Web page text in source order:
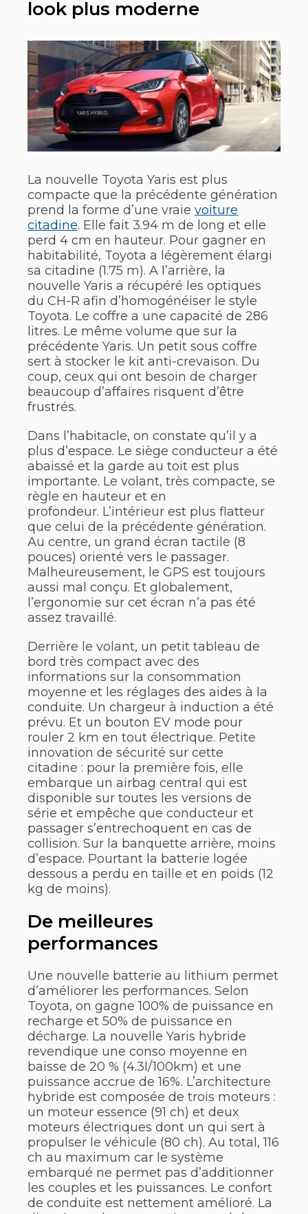
look plus moderne
La nouvelle Toyota Yaris est plus
compacte que la précédente génération
prend la forme d’une vraie voiture
citadine. Elle fait 3.94 m de long et elle
perd 4 cm en hauteur. Pour gagner en
habitabilité, Toyota a légèrement élargi
sa citadine (1.75 m). A l’arrière, la
nouvelle Yaris a récupéré les optiques
du CH-R afin d’homogénéiser le style
Toyota. Le coffre a une capacité de 286
litres. Le même volume que sur la
précédente Yaris. Un petit sous coffre
sert à stocker le kit anti-crevaison. Du
coup, ceux qui ont besoin de charger
beaucoup d’affaires risquent d’être
frustrés.
Dans l’habitacle, on constate qu’il y a
plus d’espace. Le siège conducteur a été
abaissé et la garde au toit est plus
importante. Le volant, très compacte, se
règle en hauteur et en
profondeur. L’intérieur est plus flatteur
que celui de la précédente génération.
Au centre, un grand écran tactile (8
pouces) orienté vers le passager.
Malheureusement, le GPS est toujours
aussi mal conçu. Et globalement,
l’ergonomie sur cet écran n’a pas été
assez travaillé.
Derrière le volant, un petit tableau de
bord très compact avec des
informations sur la consommation
moyenne et les réglages des aides à la
conduite. Un chargeur à induction a été
prévu. Et un bouton EV mode pour
rouler 2 km en tout électrique. Petite
innovation de sécurité sur cette
citadine : pour la première fois, elle
embarque un airbag central qui est
disponible sur toutes les versions de
série et empêche que conducteur et
passager s’entrechoquent en cas de
collision. Sur la banquette arrière, moins
d’espace. Pourtant la batterie logée
dessous a perdu en taille et en poids (12
kg de moins).
De meilleures
performances
Une nouvelle batterie au lithium permet
d’améliorer les performances. Selon
Toyota, on gagne 100% de puissance en
recharge et 50% de puissance en
décharge. La nouvelle Yaris hybride
revendique une conso moyenne en
baisse de 20 % (4.3l/100km) et une
puissance accrue de 16%. L’architecture
hybride est composée de trois moteurs :
un moteur essence (91 ch) et deux
moteurs électriques dont un qui sert à
propulser le véhicule (80 ch). Au total, 116
ch au maximum car le système
embarqué ne permet pas d’additionner
les couples et les puissances. Le confort
de conduite est nettement amélioré. La